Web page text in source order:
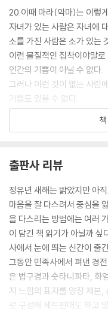
11. 투쟁 _ 165
12. 문답, 그 첫째 _ 166
13. 문답, 그 둘째 _ 172
14. 빠름 _ 181
15. 무기에 대하여 _ 187
16. 사리불 _ 194
다섯 번째 _ 피안(彼岸)의 장
2. 아지타의 물음 _ 202
4. 푼나까의 물음 _ 204
6. 도따까의 물음 _ 206
7. 우파시바의 물음 _ 207
8. 난다의 물음 _ 208
9. 헤마까의 물음 _ 209
10. 토데야의 물음 _ 210
11. 깝빠의 물음 _ 211
12. 가투깐니의 물음 _ 213
13. 바드라부다의 물음 _ 214
14. 우다야의 물음 _ 215
20.이때 마라(악마)는 이렇
자녀가 있는 사람은 자녀에
소를 가진 사람은 소가 있는
이런 물질적인 집착이야말로
인간의 기쁨이 아닐 수 없다.
그러나 이런 것이 없는 사람
기쁨도 있을 수 없다.
인간의 근심 걱정은
이런 집착하는 마음에서 비
집착심이 없는 사람에게는
근심도 걱정도 있을 수 없다.
22. 살아 있는 것들에게 폭
살아 있는 것들을 괴롭히지
너무 많은 자녀와 친구를 갖
저 광야를 가고 있는 코뿔소
혼자 가거라.
출판사 리뷰
정유년 새해는 밝았지만 아
마음을 잘 다스려서 중심을
을 다스리는 방법에는 여러
이 담긴 책 읽기가 아닐까 싶
사에서 눈에 띄는 신간이 출
그동안 민족사에서 펴낸 경
은 법구경과 숫타니파타, 화
지 느낌의 표지를 양장 제본,
로 구성해 세트판매도 하고